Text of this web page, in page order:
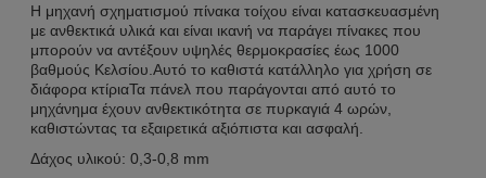
Η μηχανή σχηματισμού πίνακα τοίχου είναι κατασκευασμένη
με ανθεκτικά υλικά και είναι ικανή να παράγει πίνακες που
μπορούν να αντέξουν υψηλές θερμοκρασίες έως 1000
βαθμούς Κελσίου.Αυτό το καθιστά κατάλληλο για χρήση σε
διάφορα κτίριαΤα πάνελ που παράγονται από αυτό το
μηχάνημα έχουν ανθεκτικότητα σε πυρκαγιά 4 ωρών,
καθιστώντας τα εξαιρετικά αξιόπιστα και ασφαλή.
Δάχος υλικού: 0,3-0,8 mm